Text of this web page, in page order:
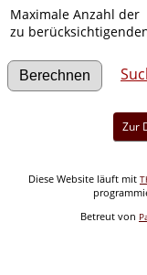
Maximale Anzahl der
zu
Zur
Diese Website läuft mit
Betreut von